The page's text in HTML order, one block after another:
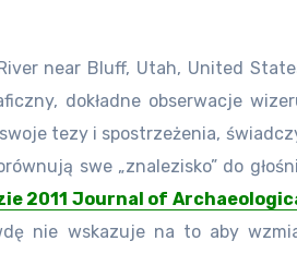
near Bluff, Utah, United
dokładne obserwacje
tezy i spostrzeżenia,
swe „znalezisko” do
2011 Journal of
nie wskazuje na to aby